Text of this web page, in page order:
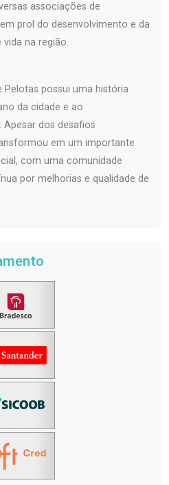
associações de
prol do desenvolvimento e da
na região.
Pelotas possui uma história
da cidade e ao
Apesar dos desafios
em um importante
com uma comunidade
por melhorias e qualidade de